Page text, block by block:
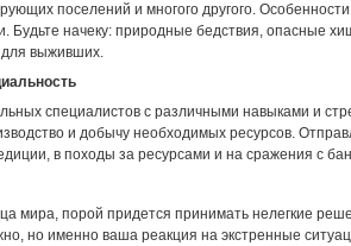
поселений и многого другого.
Будьте начеку: природные бедствия, опасные
выживших.
специалистов с различными навыками и
и добычу необходимых ресурсов.
в походы за ресурсами и на сражения с
мира, порой придется принимать нелегкие
но именно ваша реакция на экстренные